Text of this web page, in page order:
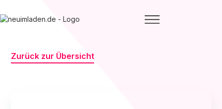
Zurück zur Übersicht